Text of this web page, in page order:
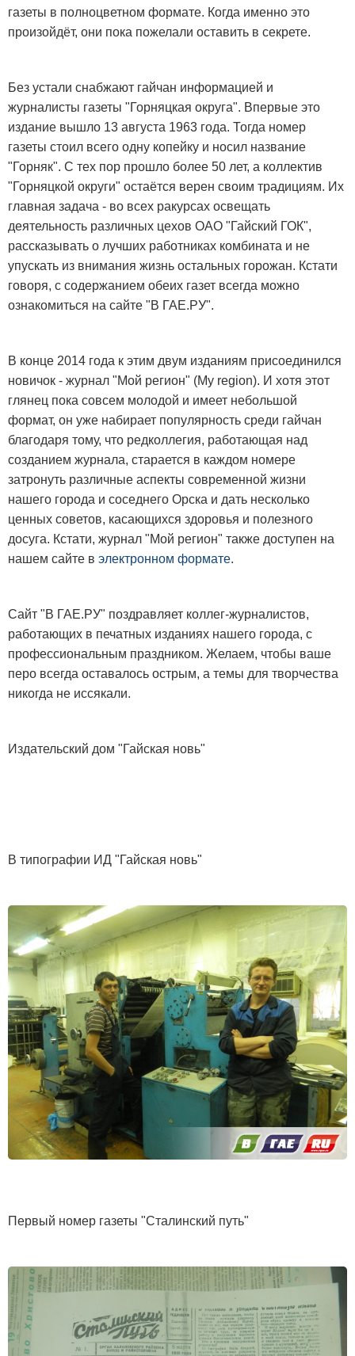
газеты в полноцветном формате. Когда именно это
произойдёт, они пока пожелали оставить в секрете.
Без устали снабжают гайчан информацией и
журналисты газеты "Горняцкая округа". Впервые это
издание вышло 13 августа 1963 года. Тогда номер
газеты стоил всего одну копейку и носил название
"Горняк". С тех пор прошло более 50 лет, а коллектив
"Горняцкой округи" остаётся верен своим традициям. Их
главная задача - во всех ракурсах освещать
деятельность различных цехов ОАО "Гайский ГОК",
рассказывать о лучших работниках комбината и не
упускать из внимания жизнь остальных горожан. Кстати
говоря, с содержанием обеих газет всегда можно
ознакомиться на сайте "В ГАЕ.РУ".
В конце 2014 года к этим двум изданиям присоединился
новичок - журнал "Мой регион" (My region). И хотя этот
глянец пока совсем молодой и имеет небольшой
формат, он уже набирает популярность среди гайчан
благодаря тому, что редколлегия, работающая над
созданием журнала, старается в каждом номере
затронуть различные аспекты современной жизни
нашего города и соседнего Орска и дать несколько
ценных советов, касающихся здоровья и полезного
досуга. Кстати, журнал "Мой регион" также доступен на
нашем сайте в электронном формате.
Сайт "В ГАЕ.РУ" поздравляет коллег-журналистов,
работающих в печатных изданиях нашего города, с
профессиональным праздником. Желаем, чтобы ваше
перо всегда оставалось острым, а темы для творчества
никогда не иссякали.
Издательский дом "Гайская новь"
В типографии ИД "Гайская новь"
Первый номер газеты "Сталинский путь"